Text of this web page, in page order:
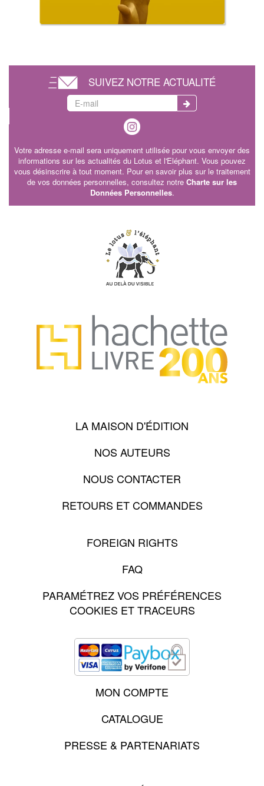
SUIVEZ NOTRE ACTUALITÉ
Votre adresse e-mail sera uniquement utilisée pour vous envoyer des
informations sur les actualités du Lotus et l'Eléphant. Vous pouvez
vous désinscrire à tout moment. Pour en savoir plus sur le traitement
de vos données personnelles, consultez notre Charte sur les
Données Personnelles.
LA MAISON D'ÉDITION
NOS AUTEURS
NOUS CONTACTER
RETOURS ET COMMANDES
FOREIGN RIGHTS
FAQ
PARAMÉTREZ VOS PRÉFÉRENCES
COOKIES ET TRACEURS
MON COMPTE
CATALOGUE
PRESSE & PARTENARIATS